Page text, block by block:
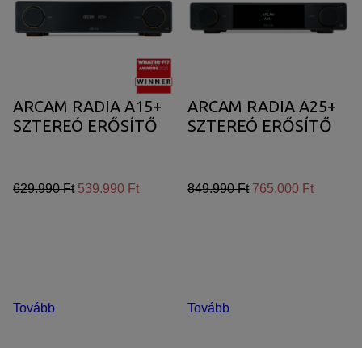
ARCAM RADIA A15+
SZTEREÓ ERŐSÍTŐ
629.990 Ft 539.990 Ft
Tovább
ARCAM RADIA A25+
SZTEREÓ ERŐSÍTŐ
849.990 Ft 765.000 Ft
Tovább